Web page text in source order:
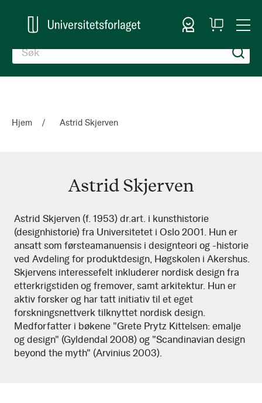
Logg inn
Handlekurv
Hjem Astrid Skjerven
Astrid Skjerven
Astrid
Skjerven
Astrid Skjerven (f. 1953) dr.art. i kunsthistorie
(designhistorie) fra Universitetet i Oslo 2001. Hun er
ansatt som førsteamanuensis i designteori og -historie
ved Avdeling for produktdesign, Høgskolen i Akershus.
Skjervens interessefelt inkluderer nordisk design fra
etterkrigstiden og fremover, samt arkitektur. Hun er
aktiv forsker og har tatt initiativ til et eget
forskningsnettverk tilknyttet nordisk design.
Medforfatter i bøkene "Grete Prytz Kittelsen: emalje
og design" (Gyldendal 2008) og "Scandinavian design
beyond the myth" (Arvinius 2003).